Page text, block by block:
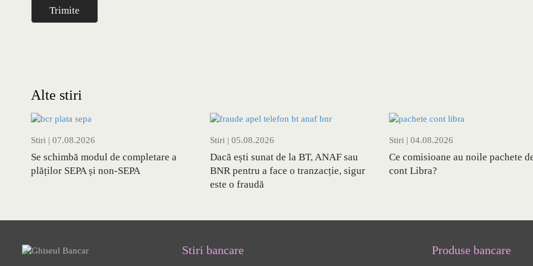
Alte stiri
Stiri | 07.08.2026
Se schimbă modul de completare a
plăților SEPA și non-SEPA
Stiri | 05.08.2026
Dacă ești sunat de la BT, ANAF sau
BNR pentru a face o tranzacție, sigur
este o fraudă
Stiri | 04.08.2026
Ce comisioane au noile pachete
cont Libra?
Stiri bancare Produse bancare